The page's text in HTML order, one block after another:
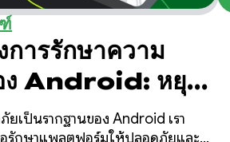
การรักษาความ
ง Android: หยุ
ห้สอดแนมข้อมูล
ยเป็นรากฐานของ Android เรา
รักษาแพลตฟอร์มให้ปลอดภัยและ